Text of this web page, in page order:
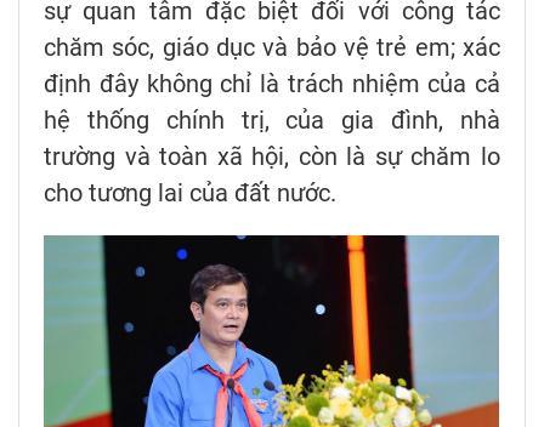
sự quan tâm đặc biệt đối với công tác
chăm sóc, giáo dục và bảo vệ trẻ em; xác
định đây không chỉ là trách nhiệm của cả
hệ thống chính trị, của gia đình, nhà
trường và toàn xã hội, còn là sự chăm lo
cho tương lai của đất nước.